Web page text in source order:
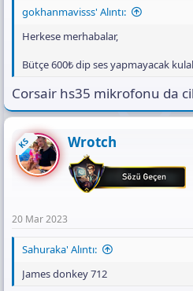
gokhanmavisss' Alıntı:
Herkese merhabalar,
Bütçe 600₺ dip ses yapmayacak
Corsair hs35 mikrofonu da
KS Wrotch
20 Mar 2023
Sahuraka' Alıntı:
James donkey 712